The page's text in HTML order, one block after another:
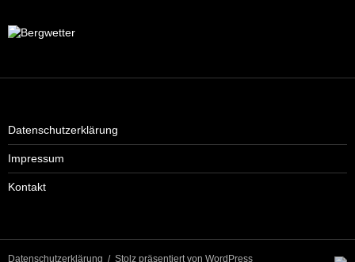
Datenschutzerklärung
Impressum
Kontakt
Datenschutzerklärung Stolz präsentiert von WordPress